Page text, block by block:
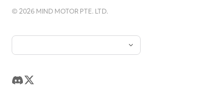
©2026 MIND MOTOR PTE. LTD.